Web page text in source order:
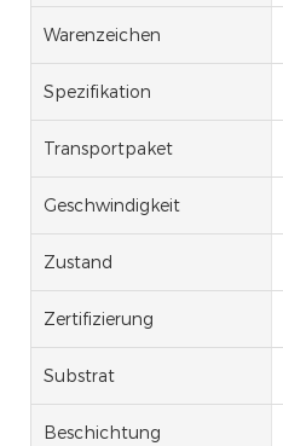
Warenzeichen
Spezifikation
Transportpaket
Geschwindigkeit
Zustand
Zertifizierung
Substrat
Beschichtung